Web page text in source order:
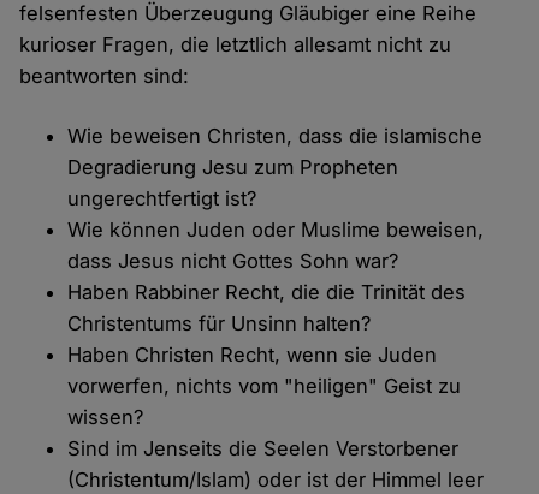
felsenfesten Überzeugung Gläubiger eine Reihe
kurioser Fragen, die letztlich allesamt nicht zu
beantworten sind:
Wie beweisen Christen, dass die islamische
Degradierung Jesu zum Propheten
ungerechtfertigt ist?
Wie können Juden oder Muslime beweisen,
dass Jesus nicht Gottes Sohn war?
Haben Rabbiner Recht, die die Trinität des
Christentums für Unsinn halten?
Haben Christen Recht, wenn sie Juden
vorwerfen, nichts vom "heiligen" Geist zu
wissen?
Sind im Jenseits die Seelen Verstorbener
(Christentum/Islam) oder ist der Himmel leer